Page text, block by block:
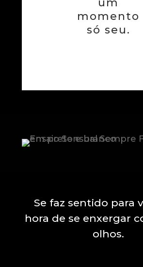
um
momento
só seu.
Se faz sentido para
hora de se enxergar
olhos.